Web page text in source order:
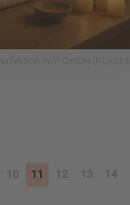
10 11 12 13 14